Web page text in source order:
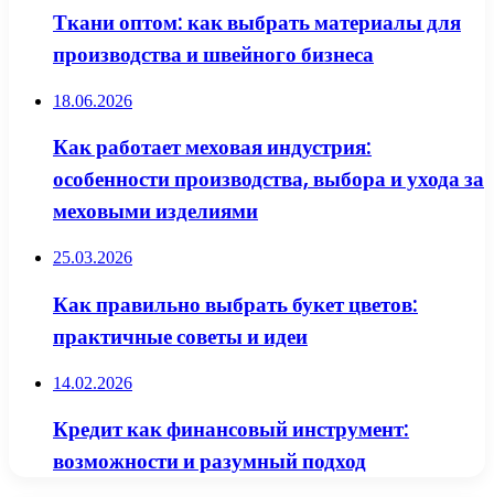
Ткани оптом: как выбрать материалы для
производства и швейного бизнеса
18.06.2026
Как работает меховая индустрия:
особенности производства, выбора и ухода за
меховыми изделиями
25.03.2026
Как правильно выбрать букет цветов:
практичные советы и идеи
14.02.2026
Кредит как финансовый инструмент:
возможности и разумный подход